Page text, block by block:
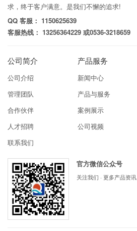
求，终于客户满意。是我们不懈的追求!
QQ 客服： 1150625639
客服热线： 13256364229 或0536-3218659
公司简介
公司介绍
管理团队
合作伙伴
人才招聘
联系我们
产品服务
新闻中心
产品与服务
案例展示
公司视频
官方微信公众号
关注我们 · 更多产品资讯